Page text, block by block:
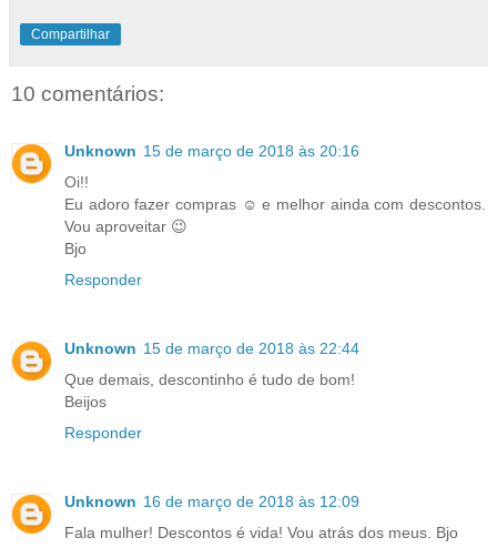
Compartilhar
10 comentários:
Unknown 15 de março de 2018 às 20:16
Oi!!
Eu adoro fazer compras ☺ e melhor ainda com descontos.
Vou aproveitar 😉
Bjo
Responder
Unknown 15 de março de 2018 às 22:44
Que demais, descontinho é tudo de bom!
Beijos
Responder
Unknown 16 de março de 2018 às 12:09
Fala mulher! Descontos é vida! Vou atrás dos meus. Bjo